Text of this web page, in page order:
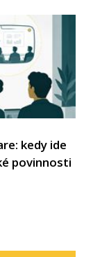
kedy ide
povinnosti